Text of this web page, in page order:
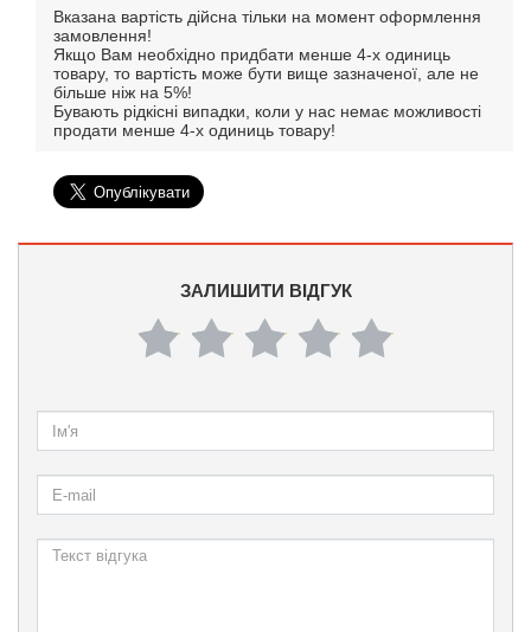
Вказана вартість дійсна тільки на момент оформлення
замовлення!
Якщо Вам необхідно придбати менше 4-х одиниць
товару, то вартість може бути вище зазначеної, але не
більше ніж на 5%!
Бувають рідкісні випадки, коли у нас немає можливості
продати менше 4-х одиниць товару!
ЗАЛИШИТИ ВІДГУК